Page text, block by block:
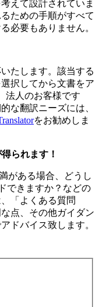
えて設計されていま
ための手順がすべて
必要もありません。
たします。該当する
択してから文書をア
法人のお客様です
な翻訳ニーズには、
をお勧めしま
られます！
がある場合、どうし
できますか？などの
「よくある質問
点、その他ガイダン
ドバイス致します。